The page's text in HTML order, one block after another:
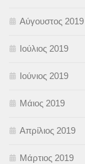
Αύγουστος 2019
Ιούλιος 2019
Ιούνιος 2019
Μάιος 2019
Απρίλιος 2019
Μάρτιος 2019